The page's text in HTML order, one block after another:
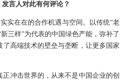
言人对此有何评论？
实在在的合作机遇与空间。以传统“老
三样”为代表的中国绿色产能，弥补了
高端技术的壁垒与垄断，让更多国家
冲击世界的，从来不是中国企业的创